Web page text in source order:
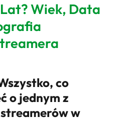
Wiek, Data
co
o jednym z
w